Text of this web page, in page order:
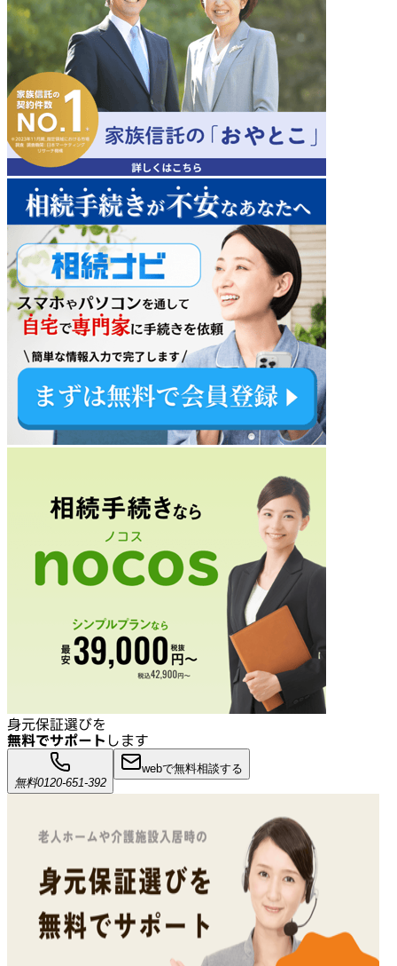
身元保証選びを
無料でサポート します
無料0120-651-392
webで無料相談する